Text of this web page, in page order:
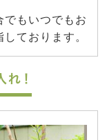
でもいつでもお
ております。
！